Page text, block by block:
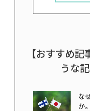
【おすすめ
うな
な
か